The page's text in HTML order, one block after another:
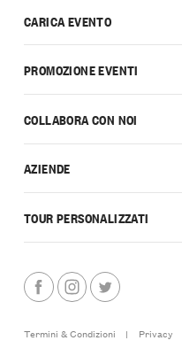
CARICA EVENTO
PROMOZIONE EVENTI
COLLABORA CON NOI
AZIENDE
TOUR PERSONALIZZATI
Termini & Condizioni |
Privacy